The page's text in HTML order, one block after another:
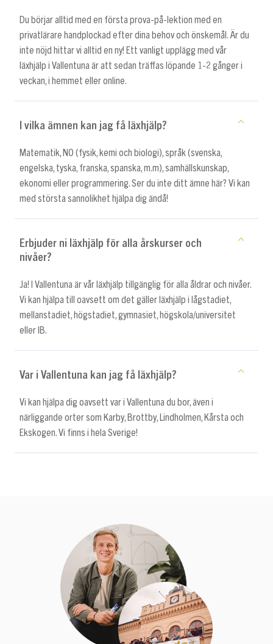
Du börjar alltid med en första prova-på-lektion med en
privatlärare handplockad efter dina behov och önskemål. Är du
inte nöjd hittar vi alltid en ny! Ett vanligt upplägg med vår
läxhjälp i Vallentuna är att sedan träffas löpande 1-2 gånger i
veckan, i hemmet eller online.
I vilka ämnen kan jag få läxhjälp?
Matematik, NO (fysik, kemi och biologi), språk (svenska,
engelska, tyska, franska, spanska, m.m), samhällskunskap,
ekonomi eller programmering. Ser du inte ditt ämne här? Vi kan
med största sannolikhet hjälpa dig ändå!
Erbjuder ni läxhjälp för alla årskurser och
nivåer?
Ja! I Vallentuna är vår läxhjälp tillgänglig för alla åldrar och nivåer.
Vi kan hjälpa till oavsett om det gäller läxhjälp i lågstadiet,
mellanstadiet, högstadiet, gymnasiet, högskola/universitet
eller IB.
Var i Vallentuna kan jag få läxhjälp?
Vi kan hjälpa dig oavsett var i Vallentuna du bor, även i
närliggande orter som Karby, Brottby, Lindholmen, Kårsta och
Ekskogen. Vi finns i hela Sverige!